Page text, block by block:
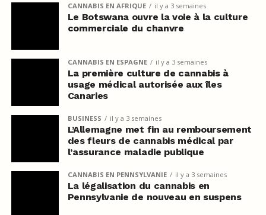
CANNABIS EN AFRIQUE il y a 3 semaines
Le Botswana ouvre la voie à la culture
commerciale du chanvre
CANNABIS EN ESPAGNE il y a 3 semaines
La première culture de cannabis à
usage médical autorisée aux îles
Canaries
BUSINESS il y a 3 semaines
L’Allemagne met fin au remboursement
des fleurs de cannabis médical par
l’assurance maladie publique
CANNABIS EN PENNSYLVANIE il y a 3 semaines
La légalisation du cannabis en
Pennsylvanie de nouveau en suspens